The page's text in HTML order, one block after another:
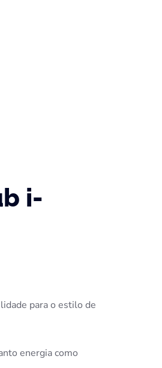
i-
para o estilo de
energia como